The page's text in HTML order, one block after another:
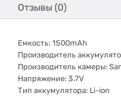
Отзывы (0)
Емкость: 1500mAh
Производитель
Производитель камеры:
Напряжение: 3.7V
Тип аккумулятора: Li-ion